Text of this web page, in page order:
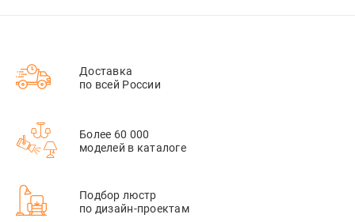
Доставка
по всей России
Более 60 000
моделей в каталоге
Подбор люстр
по дизайн-проектам